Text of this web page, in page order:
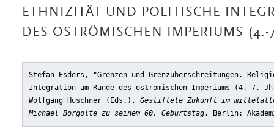
ETHNIZITÄT UND POLITISCHE
DES OSTRÖMISCHEN IMPERIUMS (4.-
Stefan Esders, "Grenzen und Grenzüberschreitungen.
Integration am Rande des oströmischen Imperiums (4.-7.
Wolfgang Huschner (Eds.), Gestiftete Zukunft im
Michael Borgolte zu seinem 60. Geburtstag, Berlin: